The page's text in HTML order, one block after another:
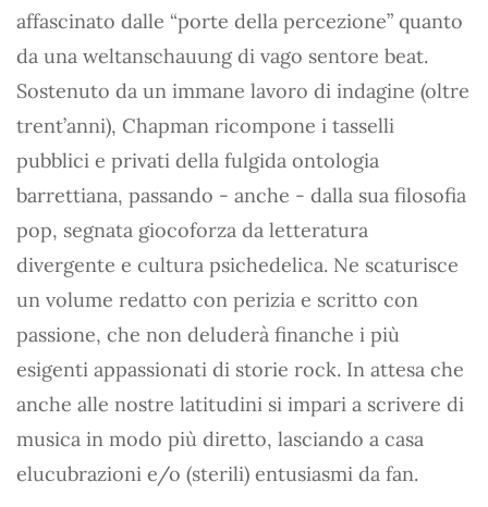
affascinato dalle “porte della percezione” quanto
da una weltanschauung di vago sentore beat.
Sostenuto da un immane lavoro di indagine (oltre
trent’anni), Chapman ricompone i tasselli
pubblici e privati della fulgida ontologia
barrettiana, passando - anche - dalla sua filosofia
pop, segnata giocoforza da letteratura
divergente e cultura psichedelica. Ne scaturisce
un volume redatto con perizia e scritto con
passione, che non deluderà finanche i più
esigenti appassionati di storie rock. In attesa che
anche alle nostre latitudini si impari a scrivere di
musica in modo più diretto, lasciando a casa
elucubrazioni e/o (sterili) entusiasmi da fan.